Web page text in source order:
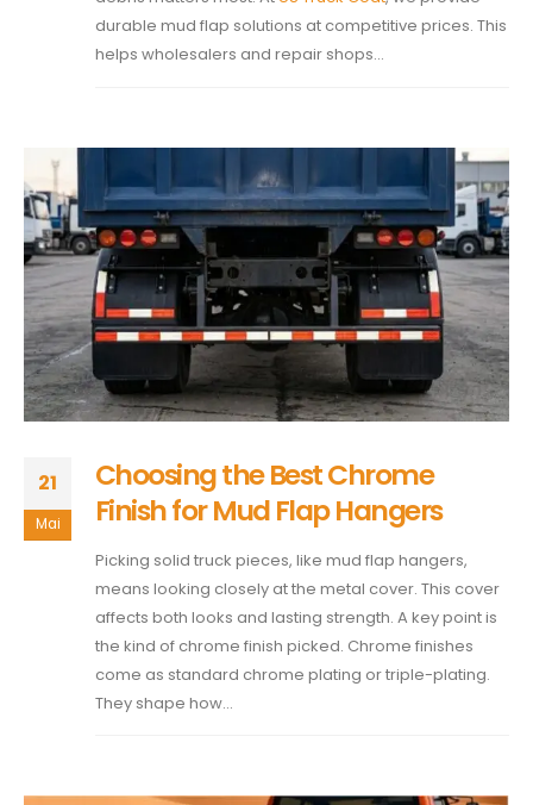
durable mud flap solutions at competitive prices. This
helps wholesalers and repair shops...
21
Mai
Choosing the Best Chrome
Finish for Mud Flap Hangers
Picking solid truck pieces, like mud flap hangers,
means looking closely at the metal cover. This cover
affects both looks and lasting strength. A key point is
the kind of chrome finish picked. Chrome finishes
come as standard chrome plating or triple-plating.
They shape how...